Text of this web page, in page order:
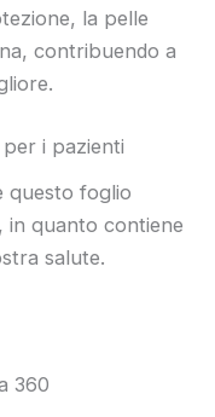
la pelle
contribuendo a
i pazienti
questo foglio
in quanto contiene
salute.
360